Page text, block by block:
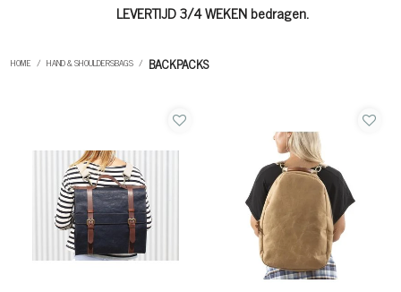
LEVERTIJD 3/4 WEKEN bedragen.
HOME / HAND & SHOULDERSBAGS / BACKPACKS